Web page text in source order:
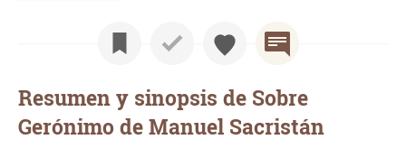
Resumen y sinopsis de Sobre
Gerónimo de Manuel Sacristán